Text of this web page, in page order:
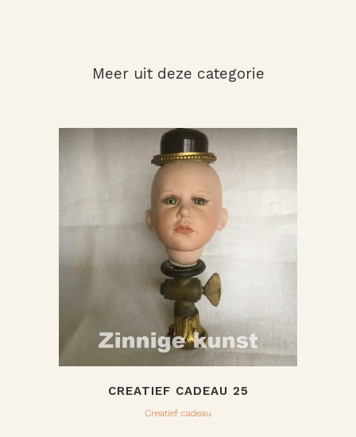
Meer uit deze categorie
CREATIEF CADEAU 25
Creatief cadeau